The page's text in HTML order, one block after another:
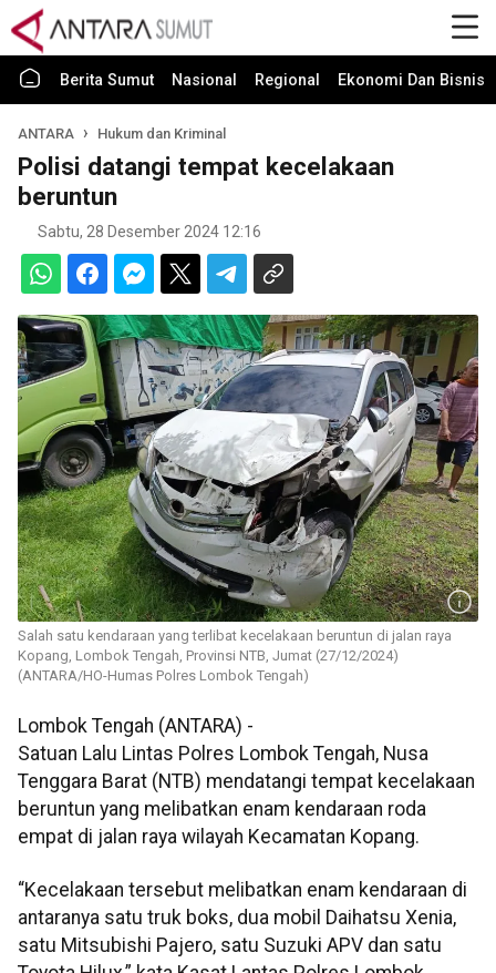
Berita Sumut Nasional Regional Ekonomi Dan Bisnis
ANTARA Hukum dan Kriminal
Polisi datangi tempat kecelakaan
beruntun
Sabtu, 28 Desember 2024 12:16
Salah satu kendaraan yang terlibat kecelakaan beruntun di jalan raya
Kopang, Lombok Tengah, Provinsi NTB, Jumat (27/12/2024)
(ANTARA/HO-Humas Polres Lombok Tengah)
Lombok Tengah (ANTARA) -
Satuan Lalu Lintas Polres Lombok Tengah, Nusa
Tenggara Barat (NTB) mendatangi tempat kecelakaan
beruntun yang melibatkan enam kendaraan roda
empat di jalan raya wilayah Kecamatan Kopang.
“Kecelakaan tersebut melibatkan enam kendaraan di
antaranya satu truk boks, dua mobil Daihatsu Xenia,
satu Mitsubishi Pajero, satu Suzuki APV dan satu